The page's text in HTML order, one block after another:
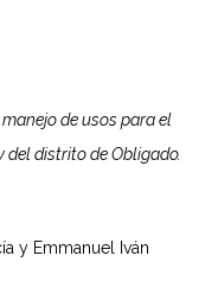
de usos para el
distrito de Obligado.
y Emmanuel Iván